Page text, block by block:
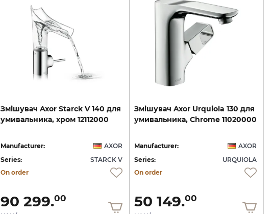
Змішувач Axor Starck V 140 для
умивальника, хром 12112000
Manufacturer:
AXOR
Series:
STARCK V
On order
90 299.00
Змішувач Axor Urquiola 130 для
умивальника, Chrome 11020000
Manufacturer:
AXOR
Series:
URQUIOLA
On order
50 149.00